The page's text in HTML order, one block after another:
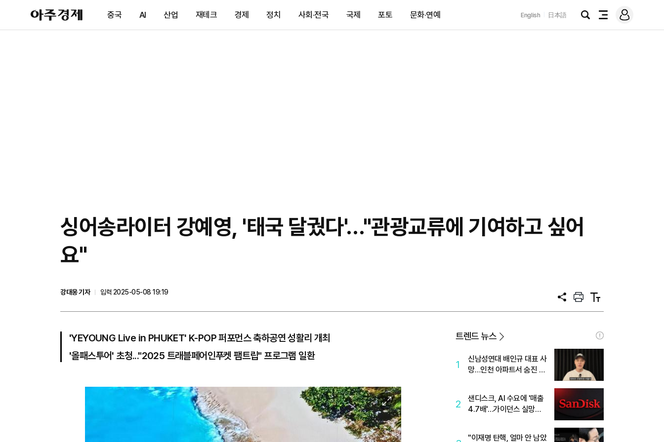
아
주
제
중국 AI 산업 재테크 경제 정치 사회·전국 국제 포토 문화·연예 English 日本語
검
전
메
그
싱어송라이터 강예영, '태국 달궜다'…"관광교류에 기여하고 싶어
요"
강대웅 기자
입력 2025-05-08 19:19
공
프
트
텍
트
'YEYOUNG Live in PHUKET' K-POP 퍼포먼스 축하공연 성활리 개최
'올패스투어' 초청..."2025 트래블페어인푸켓 팸트립" 프로그램 일환
이
미
지
트렌드 뉴스
1
신남성연대 배인규 대표 사
망…인천 아파트서 숨진 채
2
샌디스크, AI 수요에 '매출
4.7배'…가이던스 실망에
"이재명 탄핵, 얼마 안 남았